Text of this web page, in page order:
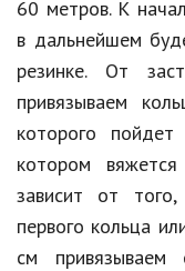
60 метров. К
в дальнейшем
резинке. От
привязываем
которого
котором
зависит от
первого кольца
см